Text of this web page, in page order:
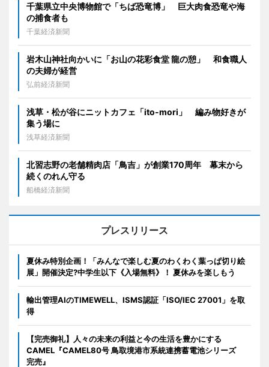
千葉県立中央博物館で「ちば恐竜博」 巨大肉食恐竜や海
の捕食者も
千葉経済新聞
岩木山神社向かいに「お山の花彩食堂 龍の憩」 和食職人
の夫婦が経営
弘前経済新聞
浅草・松が谷にニットカフェ「ito-mori」 編み物好きが
集う場に
浅草経済新聞
北習志野の老舗精肉店「鳥吉」が創業170周年 幕末から
続くのれん守る
船橋経済新聞
プレスリリース
夏休み特別企画！「みんなで楽しむ夏のわくわく葉っぱ切り絵
展」開催決定?中学生以下《入場無料》！ 夏休みを楽しもう
輸出管理AIのTIMEWELL、ISMS認証「ISO/IEC 27001」を取
得
【完売御礼】人々の未来の利益と今の生活を豊かにする
CAMEL『CAMEL80号 鳥取境港市系統連携蓄電池シリーズ
完売』